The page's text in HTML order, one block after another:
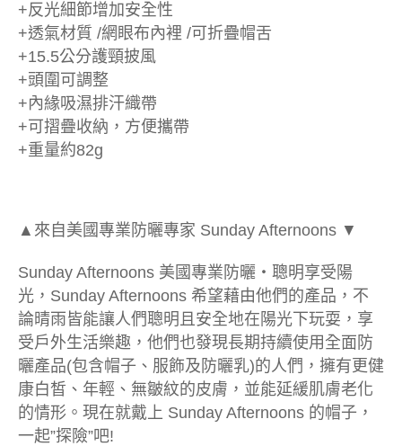
+反光細節增加安全性
+透氣材質 /網眼布內裡 /可折疊帽舌
+15.5公分護頸披風
+頭圍可調整
+內緣吸濕排汗織帶
+可摺疊收納，方便攜帶
+重量約82g
▲來自美國專業防曬專家 Sunday Afternoons ▼
Sunday Afternoons 美國專業防曬‧聰明享受陽
光，Sunday Afternoons 希望藉由他們的產品，不
論晴雨皆能讓人們聰明且安全地在陽光下玩耍，享
受戶外生活樂趣，他們也發現長期持續使用全面防
曬產品(包含帽子、服飾及防曬乳)的人們，擁有更健
康白皙、年輕、無皺紋的皮膚，並能延緩肌膚老化
的情形。現在就戴上 Sunday Afternoons 的帽子，
一起”探險”吧!